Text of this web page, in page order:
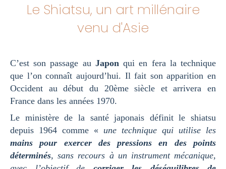
Le Shiatsu, un art millénaire
venu d'Asie
C’est son passage au Japonqui en fera la technique
que l’on connaît aujourd’hui. Il fait son apparition en
Occident au début du 20ème siècle et arrivera en
France dans les années 1970.
Le ministère de la santé japonais définit le shiatsu
depuis 1964 comme « une technique qui utilise les
mains pour exercer des pressions en des points
déterminés, sans recours à un instrument mécanique,